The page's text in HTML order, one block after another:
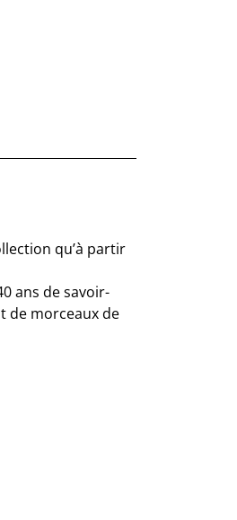
qu’à partir
ans de savoir-
de morceaux de